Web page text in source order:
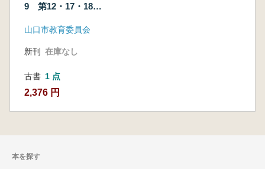
9 第12・17・18・
掘調査
山口市教育委員会
新刊 在庫なし
古書 1 点
2,376 円
本を探す